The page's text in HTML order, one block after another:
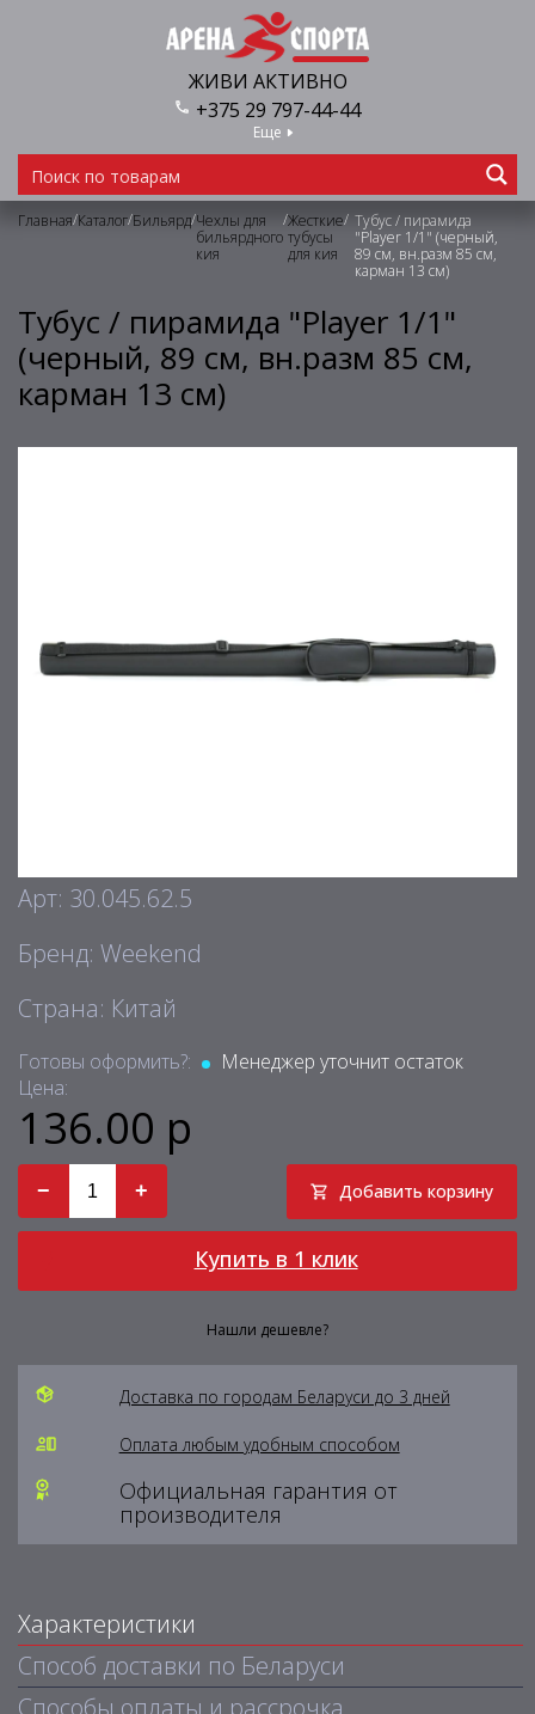
ЖИВИ АКТИВНО
+375 29 797-44-44
Еще
Главная/Каталог/Бильярд/Чехлы для
бильярдного
кия
/Жесткие
тубусы
для кия
/ Тубус / пирамида
"Player 1/1" (черный,
89 см, вн.разм 85 см,
карман 13 см)
Тубус / пирамида "Player 1/1"
(черный, 89 см, вн.разм 85 см,
карман 13 см)
Арт: 30.045.62.5
Бренд: Weekend
Страна: Китай
Готовы оформить?:
Менеджер уточнит остаток
Цена:
136.00 р
− + Добавить корзину
Купить в 1 клик
Нашли дешевле?
Доставка по городам Беларуси до 3 дней
Оплата любым удобным способом
Официальная гарантия от
производителя
Характеристики
Способ доставки по Беларуси
Способы оплаты и рассрочка